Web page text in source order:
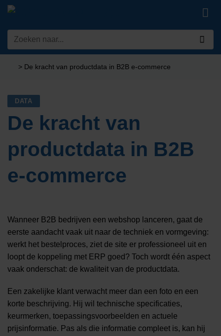
Ga
inhoud
Zoeken
> De kracht van productdata in B2B e-commerce
DATA
De kracht van
productdata in B2B
e-commerce
Wanneer B2B bedrijven een webshop lanceren, gaat de
eerste aandacht vaak uit naar de techniek en vormgeving:
werkt het bestelproces, ziet de site er professioneel uit en
loopt de koppeling met ERP goed? Toch wordt één aspect
vaak onderschat: de kwaliteit van de productdata.
Een zakelijke klant verwacht meer dan een foto en een
korte beschrijving. Hij wil technische specificaties,
keurmerken, toepassingsvoorbeelden en actuele
prijsinformatie. Pas als die informatie compleet is, kan hij